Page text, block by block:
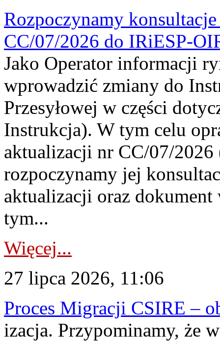
Rozpoczynamy
CC/07/2026 do IRiESP-
Jako Operator informacji
wprowadzić zmiany do
Przesyłowej w części
Instrukcja). W tym celu
aktualizacji nr CC/07/
rozpoczynamy jej
aktualizacji oraz
tym...
Więcej...
27 lipca 2026, 11:06
Proces Migracji CSIRE –
izacja. Przypominamy, że